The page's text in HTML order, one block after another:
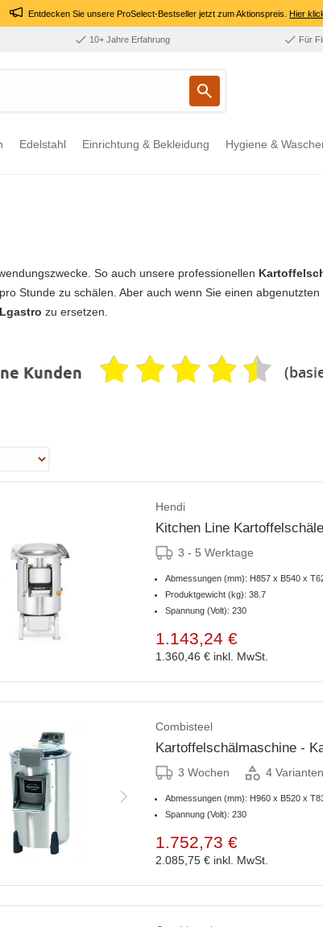
Entdecken Sie unsere ProSelect-Bestseller jetzt zum Aktionspreis.Hier
10+ Jahre Erfahrung Für
Edelstahl Einrichtung & Bekleidung Hygiene &
So auch unsere professionellen
Stunde zu schälen. Aber auch wenn Sie einen
zu ersetzen.
Kunden
Hendi
Kitchen Line
3 - 5 Werktage
Abmessungen (mm): H857 x B540 x
Produktgewicht (kg): 38.7
Spannung (Volt): 230
1.143,24 €
1.360,46 € inkl. MwSt.
Combisteel
Kartoffelschälmaschine -
3 Wochen 4 Varianten
Abmessungen (mm): H960 x B520 x
Spannung (Volt): 230
1.752,73 €
2.085,75 € inkl. MwSt.